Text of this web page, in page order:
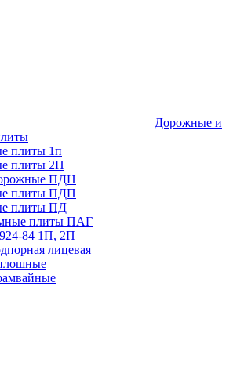
Дорожные и
плиты 1п
плиты 2П
ПДН
плиты ПДП
плиты ПД
плиты ПАГ
84 1П, 2П
лицевая